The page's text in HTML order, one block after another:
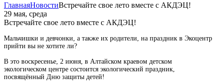
ГлавнаяНовостиВстречайте свое лето вместе с АКДЭЦ!
29 мая, среда
Встречайте свое лето вместе с АКДЭЦ!
Мальчишки и девчонки, а также их родители, на праздник в Экоцентр
прийти вы не хотите ли?
В это воскресенье, 2 июня, в Алтайском краевом детском
экологическом центре состоится экологический праздник,
посвящённый Дню защиты детей!